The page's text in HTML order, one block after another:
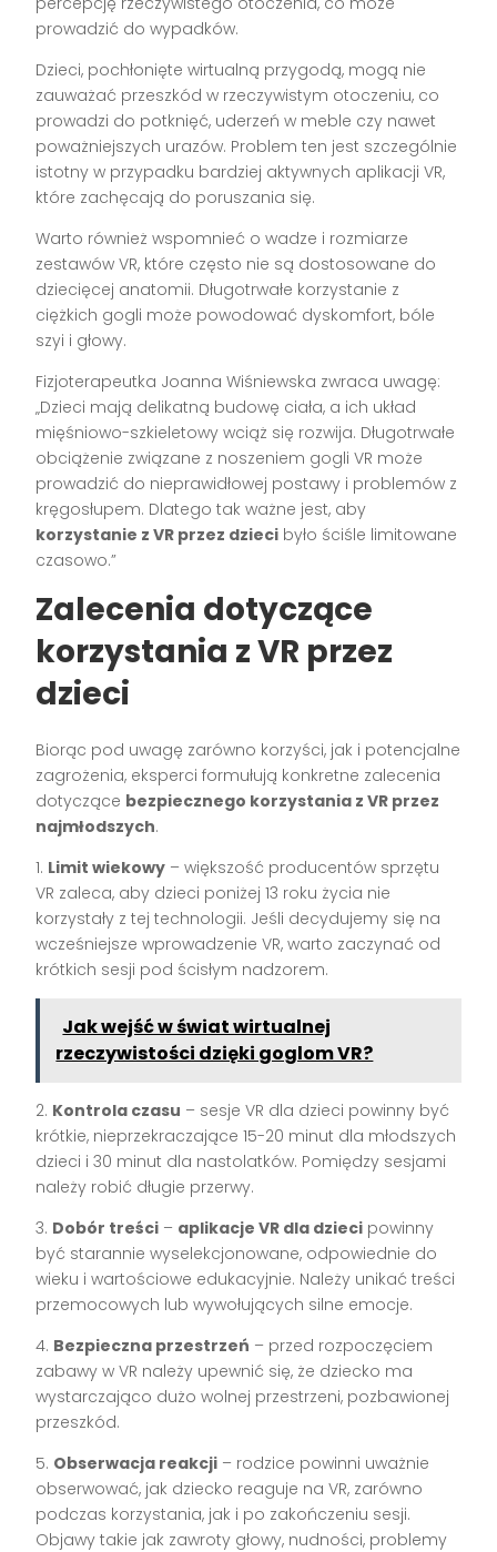
prowadzić do wypadków.
Dzieci, pochłonięte wirtualną przygodą, mogą nie
zauważać przeszkód w rzeczywistym otoczeniu, co
prowadzi do potknięć, uderzeń w meble czy nawet
poważniejszych urazów. Problem ten jest szczególnie
istotny w przypadku bardziej aktywnych aplikacji VR,
które zachęcają do poruszania się.
Warto również wspomnieć o wadze i rozmiarze
zestawów VR, które często nie są dostosowane do
dziecięcej anatomii. Długotrwałe korzystanie z
ciężkich gogli może powodować dyskomfort, bóle
szyi i głowy.
Fizjoterapeutka Joanna Wiśniewska zwraca uwagę:
„Dzieci mają delikatną budowę ciała, a ich układ
mięśniowo-szkieletowy wciąż się rozwija. Długotrwałe
obciążenie związane z noszeniem gogli VR może
prowadzić do nieprawidłowej postawy i problemów z
kręgosłupem. Dlatego tak ważne jest, aby
korzystanie z VR przez dzieci było ściśle limitowane
czasowo.”
Zalecenia dotyczące
korzystania z VR przez
dzieci
Biorąc pod uwagę zarówno korzyści, jak i potencjalne
zagrożenia, eksperci formułują konkretne zalecenia
dotyczące bezpiecznego korzystania z VR przez
najmłodszych.
1. Limit wiekowy – większość producentów sprzętu
VR zaleca, aby dzieci poniżej 13 roku życia nie
korzystały z tej technologii. Jeśli decydujemy się na
wcześniejsze wprowadzenie VR, warto zaczynać od
krótkich sesji pod ścisłym nadzorem.
Jak wejść w świat wirtualnej
rzeczywistości dzięki goglom VR?
2. Kontrola czasu – sesje VR dla dzieci powinny być
krótkie, nieprzekraczające 15-20 minut dla młodszych
dzieci i 30 minut dla nastolatków. Pomiędzy sesjami
należy robić długie przerwy.
3. Dobór treści – aplikacje VR dla dzieci powinny
być starannie wyselekcjonowane, odpowiednie do
wieku i wartościowe edukacyjnie. Należy unikać treści
przemocowych lub wywołujących silne emocje.
4. Bezpieczna przestrzeń – przed rozpoczęciem
zabawy w VR należy upewnić się, że dziecko ma
wystarczająco dużo wolnej przestrzeni, pozbawionej
przeszkód.
5. Obserwacja reakcji – rodzice powinni uważnie
obserwować, jak dziecko reaguje na VR, zarówno
podczas korzystania, jak i po zakończeniu sesji.
Objawy takie jak zawroty głowy, nudności, problemy